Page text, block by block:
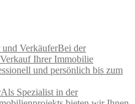
und VerkäuferBei der
Ihrer Immobilie
und persönlich bis zum
Als Spezialist in der